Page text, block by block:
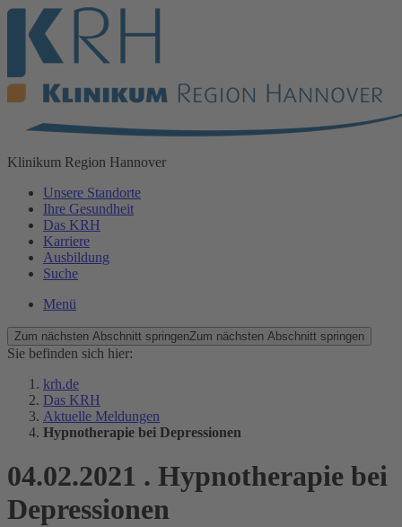
Klinikum Region Hannover
Unsere Standorte
Ihre Gesundheit
Das KRH
Karriere
Ausbildung
Suche
Menü
Zum nächsten Abschnitt springenZum nächsten Abschnitt springen
Sie befinden sich hier:
krh.de
Das KRH
Aktuelle Meldungen
Hypnotherapie bei Depressionen
04.02.2021 . Hypnotherapie bei
Depressionen